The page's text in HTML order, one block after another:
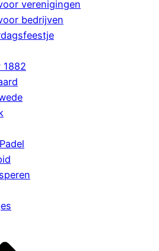
verenigingen
bedrijven
1882